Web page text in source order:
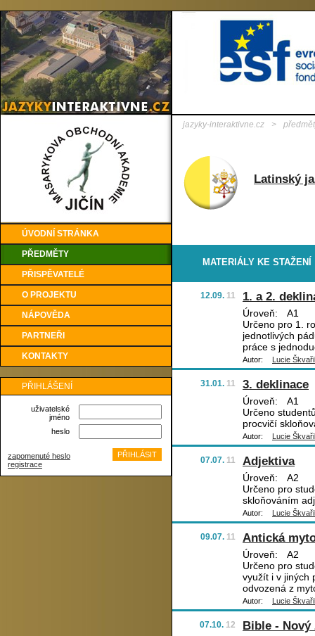
ÚVODNÍ STRÁNKA
PŘEDMĚTY
PŘISPĚVATELÉ
O PROJEKTU
NÁPOVĚDA
PARTNEŘI
KONTAKTY
PŘIHLÁŠENÍ
uživatelské
jméno
heslo
zapomenuté heslo
registrace
jazyky-interaktivne.cz >
Latinský
MATERIÁLY KE STAŽENÍ
12.09. 11 1. a 2.
Úroveň:
A1
Určeno pro 1.
jednotlivých
práce s
Autor: Lucie
31.01. 11 3. deklinace
Úroveň:
A1
Určeno
procvičí
Autor: Lucie
07.07. 11 Adjektiva
Úroveň:
A2
Určeno pro
skloňováním
Autor: Lucie
09.07. 11 Antická
Úroveň:
A2
Určeno pro
využít i v jiných
odvozená z
Autor: Lucie
07.10. 12 Bible - Nový